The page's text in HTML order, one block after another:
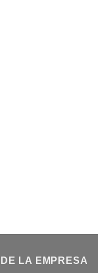
LA EMPRESA